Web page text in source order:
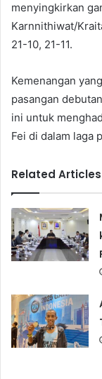
menyingkirkan
Karnnithiwat/
21-10, 21-11.
Kemenangan
pasangan
ini untuk
Fei di dalam laga
Related Articles